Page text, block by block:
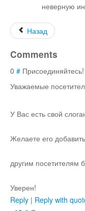
неверную
Назад
Comments
0 # Присоединяйтесь!
Уважаемые
У Вас есть свой
Желаете его
другим посетителям
Уверен!
Reply | Reply with